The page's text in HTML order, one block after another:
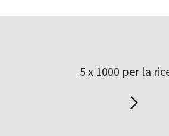
5 x 1000 per la